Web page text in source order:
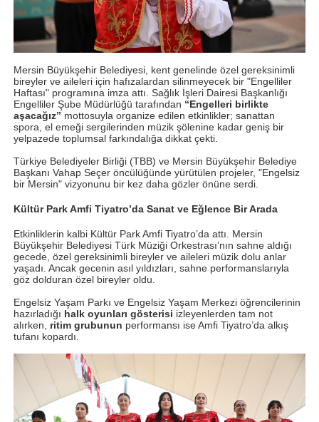
Mersin Büyükşehir Belediyesi, kent genelinde özel gereksinimli
bireyler ve aileleri için hafızalardan silinmeyecek bir "Engelliler
Haftası" programına imza attı. Sağlık İşleri Dairesi Başkanlığı
Engelliler Şube Müdürlüğü tarafından “Engelleri birlikte
aşacağız” mottosuyla organize edilen etkinlikler; sanattan
spora, el emeği sergilerinden müzik şölenine kadar geniş bir
yelpazede toplumsal farkındalığa dikkat çekti.
Türkiye Belediyeler Birliği (TBB) ve Mersin Büyükşehir Belediye
Başkanı Vahap Seçer öncülüğünde yürütülen projeler, "Engelsiz
bir Mersin" vizyonunu bir kez daha gözler önüne serdi.
Kültür Park Amfi Tiyatro’da Sanat ve Eğlence Bir Arada
Etkinliklerin kalbi Kültür Park Amfi Tiyatro’da attı. Mersin
Büyükşehir Belediyesi Türk Müziği Orkestrası’nın sahne aldığı
gecede, özel gereksinimli bireyler ve aileleri müzik dolu anlar
yaşadı. Ancak gecenin asıl yıldızları, sahne performanslarıyla
göz dolduran özel bireyler oldu.
Engelsiz Yaşam Parkı ve Engelsiz Yaşam Merkezi öğrencilerinin
hazırladığı halk oyunları gösterisi izleyenlerden tam not
alırken, ritim grubunun performansı ise Amfi Tiyatro’da alkış
tufanı kopardı.